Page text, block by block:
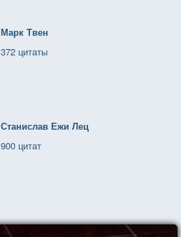
Марк Твен
372 цитаты
Станислав Ежи Лец
900 цитат